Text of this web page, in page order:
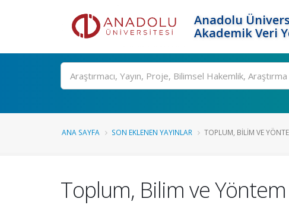
Anadolu
Akademik Veri
Ara
ANA SAYFA SON EKLENEN YAYINLAR TOPLUM, BILIM VE
Toplum, Bilim ve Yöntem